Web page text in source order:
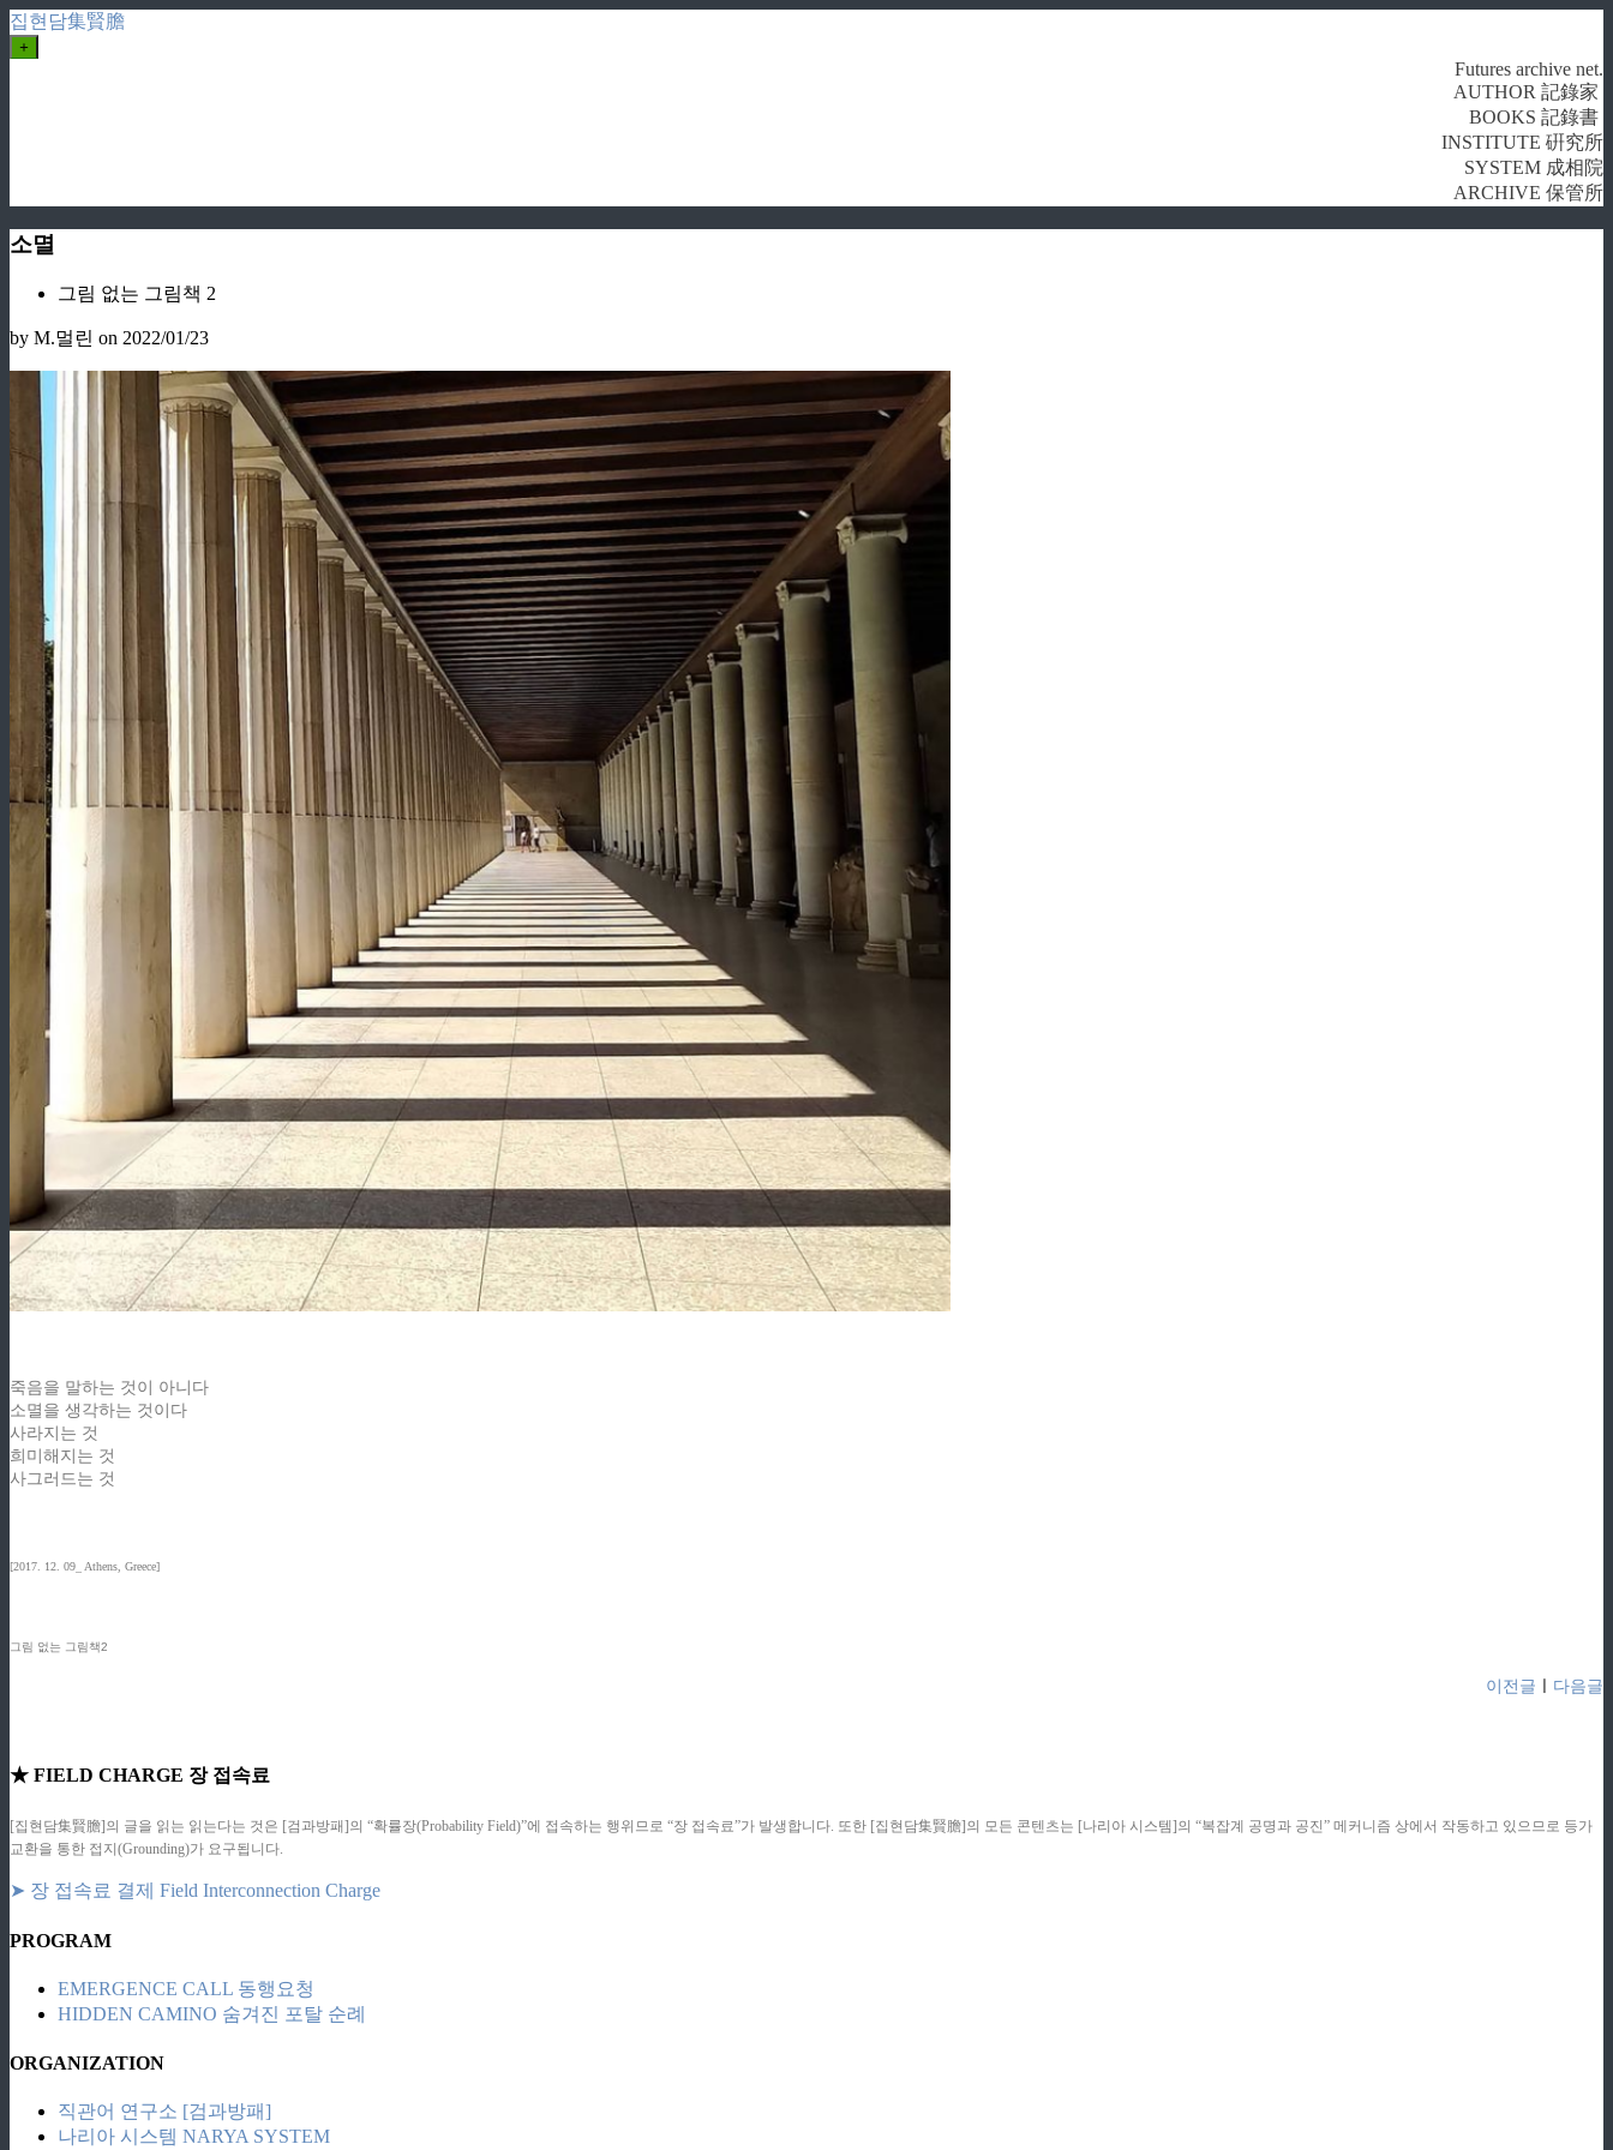
집현담集賢膽
+
Futures archive net.
AUTHOR 記錄家
BOOKS 記錄書
INSTITUTE 硏究所
SYSTEM 成相院
ARCHIVE 保管所
소멸
그림 없는 그림책 2
by M.멀린 on 2022/01/23
죽음을 말하는 것이 아니다
소멸을 생각하는 것이다
사라지는 것
희미해지는 것
사그러드는 것
[2017. 12. 09_ Athens, Greece]
그림 없는 그림책2
이전글 다음글
★ FIELD CHARGE 장 접속료
[집현담集賢膽]의 글을 읽는 읽는다는 것은 [검과방패]의 “확률장(Probability Field)”에 접속하는 행위므로 “장 접속료”가 발생합니다. 또한 [집현담集賢膽]의 모든 콘텐츠는 [나리아 시스템]의 “복잡계 공명과 공진” 메커니즘 상에서 작동하고 있으므로 등가
교환을 통한 접지(Grounding)가 요구됩니다.
➤ 장 접속료 결제 Field Interconnection Charge
PROGRAM
EMERGENCE CALL 동행요청
HIDDEN CAMINO 숨겨진 포탈 순례
ORGANIZATION
직관어 연구소 [검과방패]
나리아 시스템 NARYA SYSTEM